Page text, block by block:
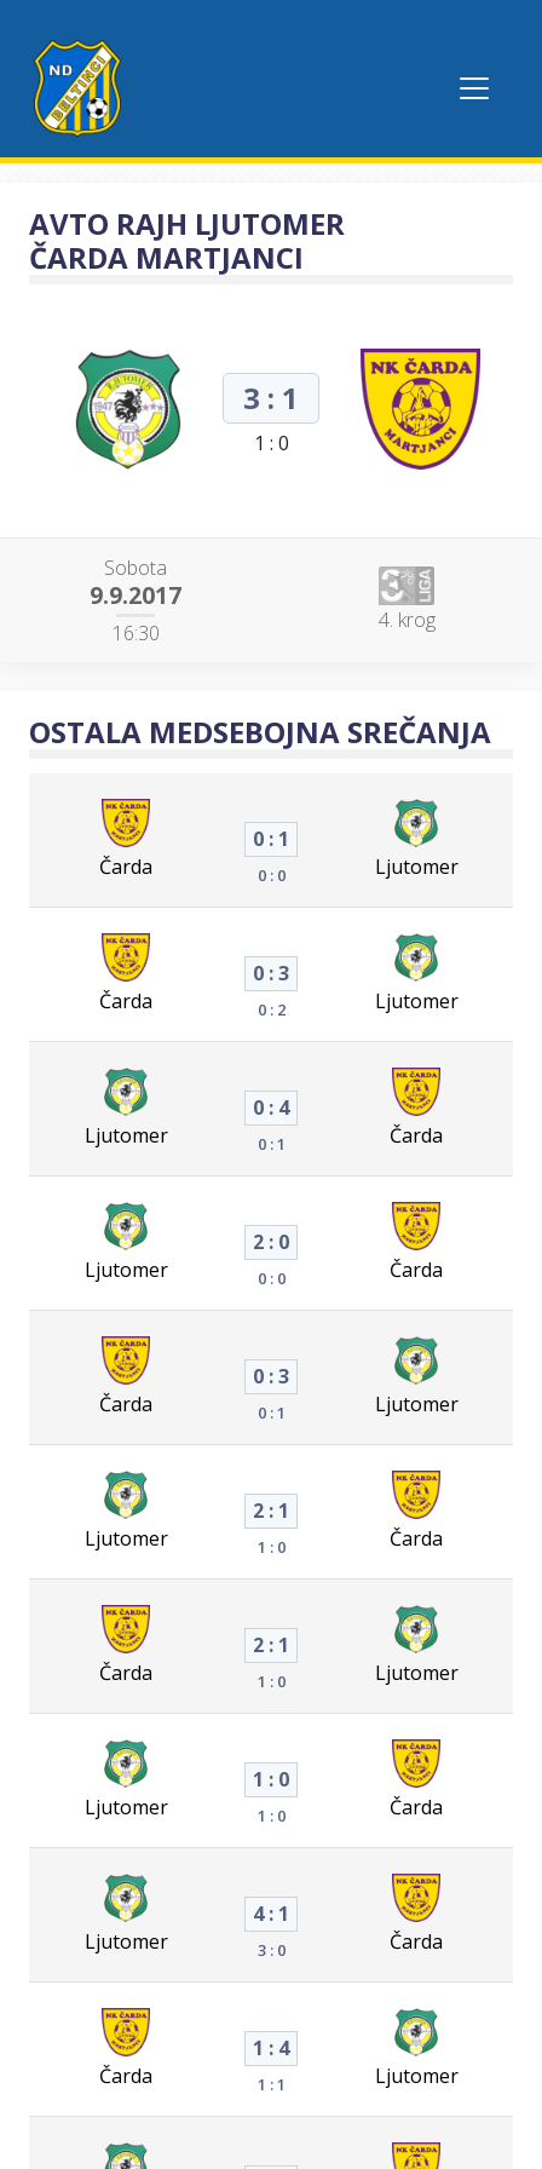
AVTO RAJH LJUTOMER
ČARDA MARTJANCI
3 : 1
1 : 0
Sobota
9.9.2017
16:30 4. krog
OSTALA MEDSEBOJNA SREČANJA
Čarda
0 : 1
0 : 0 Ljutomer
Čarda
0 : 3
0 : 2 Ljutomer
Ljutomer
0 : 4
0 : 1 Čarda
Ljutomer
2 : 0
0 : 0 Čarda
Čarda
0 : 3
0 : 1 Ljutomer
Ljutomer
2 : 1
1 : 0 Čarda
Čarda
2 : 1
1 : 0 Ljutomer
Ljutomer
1 : 0
1 : 0 Čarda
Ljutomer
4 : 1
3 : 0 Čarda
Čarda
1 : 4
1 : 1 Ljutomer